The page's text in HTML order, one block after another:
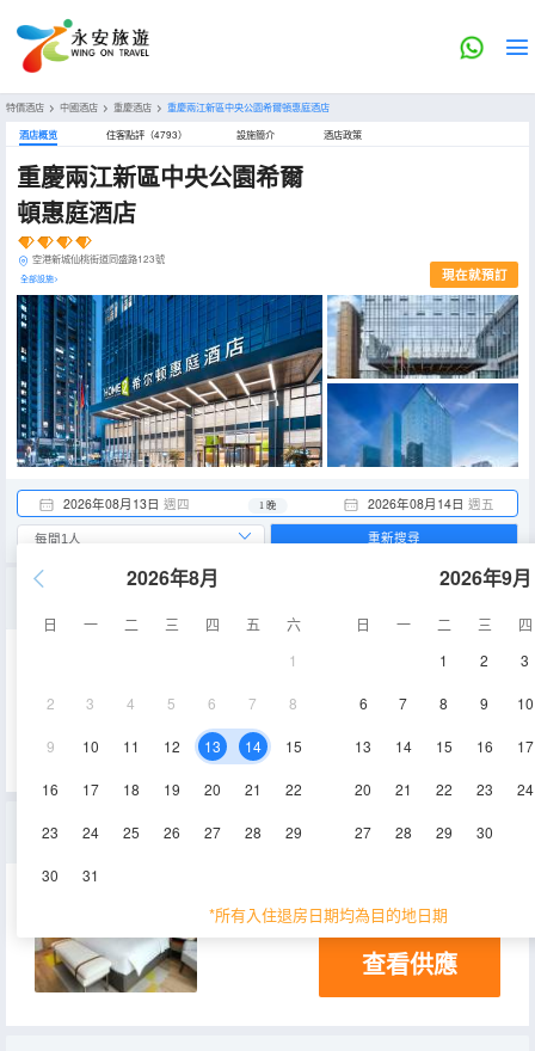
特價酒店 > 中國酒店 > 重慶酒店 > 重慶兩江新區中央公園希爾頓惠庭酒店
酒店概览 住客點評（4793） 設施簡介 酒店政策
重慶兩江新區中央公園希爾
頓惠庭酒店
空港新城仙桃街道同盛路123號
全部設施> 現在就預訂
2026年08月13日 週四 2026年08月14日 週五
1 晚
2026年8月
日 一 二 三 四 五
六
1
2 3 4 5 6 7 8
9 10 11 12 13 14 15
16 17 18 19 20 21 22
23 24 25 26 27 28 29
30 31
2026年9月
日 一 二 三
四
1
2 3
6 7 8 9 10
13 14 15 16 17
20 21 22 23 24
27 28 29 30
*所有入住退房日期均為目的地日期
重新搜尋
空調
淋浴
豪華套房
100㎡ 17層 空調
查看供應